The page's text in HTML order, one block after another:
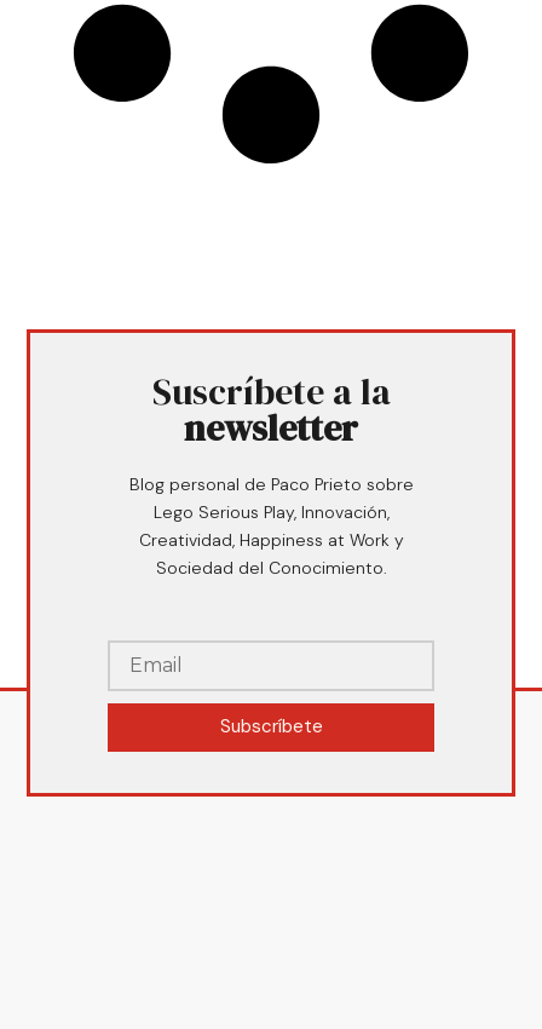
Suscríbete a la
newsletter
Blog personal de Paco Prieto sobre
Lego Serious Play, Innovación,
Creatividad, Happiness at Work y
Sociedad del Conocimiento.
Subscríbete